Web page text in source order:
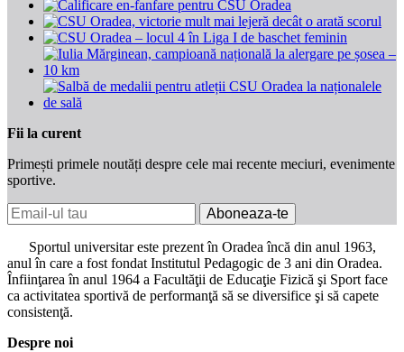
Fii la curent
Primești primele noutăți despre cele mai recente meciuri, evenimente
sportive.
Aboneaza-te
Sportul universitar este prezent în Oradea încă din anul 1963,
anul în care a fost fondat Institutul Pedagogic de 3 ani din Oradea.
Înfiinţarea în anul 1964 a Facultăţii de Educaţie Fizică şi Sport face
ca activitatea sportivă de performanţă să se diversifice şi să capete
consistenţă.
Despre noi